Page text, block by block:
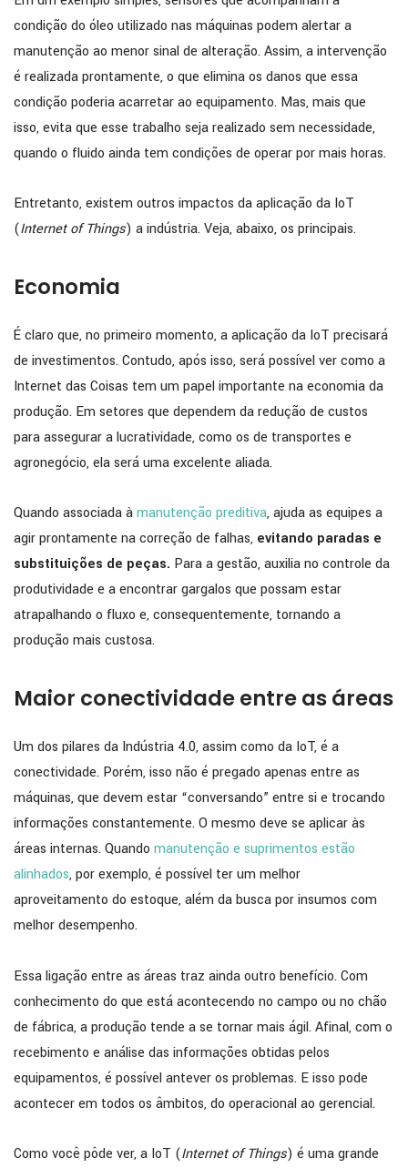
condição do óleo utilizado nas máquinas podem alertar a
manutenção ao menor sinal de alteração. Assim, a intervenção
é realizada prontamente, o que elimina os danos que essa
condição poderia acarretar ao equipamento. Mas, mais que
isso, evita que esse trabalho seja realizado sem necessidade,
quando o fluido ainda tem condições de operar por mais horas.
Entretanto, existem outros impactos da aplicação da IoT
(Internet of Things) a indústria. Veja, abaixo, os principais.
Economia
É claro que, no primeiro momento, a aplicação da IoT precisará
de investimentos. Contudo, após isso, será possível ver como a
Internet das Coisas tem um papel importante na economia da
produção. Em setores que dependem da redução de custos
para assegurar a lucratividade, como os de transportes e
agronegócio, ela será uma excelente aliada.
Quando associada àmanutenção preditiva, ajuda as equipes a
agir prontamente na correção de falhas, evitando paradas e
substituições de peças. Para a gestão, auxilia no controle da
produtividade e a encontrar gargalos que possam estar
atrapalhando o fluxo e, consequentemente, tornando a
produção mais custosa.
Maior conectividade entre as áreas
Um dos pilares da Indústria 4.0, assim como da IoT, é a
conectividade. Porém, isso não é pregado apenas entre as
máquinas, que devem estar “conversando” entre si e trocando
informações constantemente. O mesmo deve se aplicar às
áreas internas. Quando manutenção e suprimentos estão
alinhados, por exemplo, é possível ter um melhor
aproveitamento do estoque, além da busca por insumos com
melhor desempenho.
Essa ligação entre as áreas traz ainda outro benefício. Com
conhecimento do que está acontecendo no campo ou no chão
de fábrica, a produção tende a se tornar mais ágil. Afinal, com o
recebimento e análise das informações obtidas pelos
equipamentos, é possível antever os problemas. E isso pode
acontecer em todos os âmbitos, do operacional ao gerencial.
Como você pôde ver, a IoT (Internet of Things) é uma grande